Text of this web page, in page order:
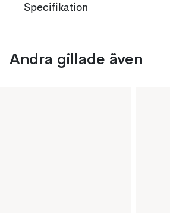
Specifikation
Andra gillade även